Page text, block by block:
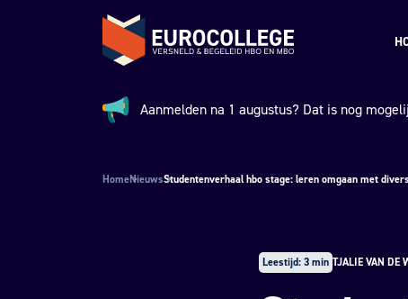
Spring naar hoofdinhoudTerug naar de homepage
Aankondiging:
Aanmelden na 1 augustus? Dat is nog
HomeNieuwsStudentenverhaal hbo stage: leren omgaan met
Leestijd: 3 min TJALIE VAN DE